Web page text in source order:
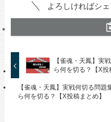
よろしければシ
【雀魂・天鳳】実
ら何を切る？【X投
【雀魂・天鳳】実戦何切る問題
ら何を切る？【X投稿まとめ】